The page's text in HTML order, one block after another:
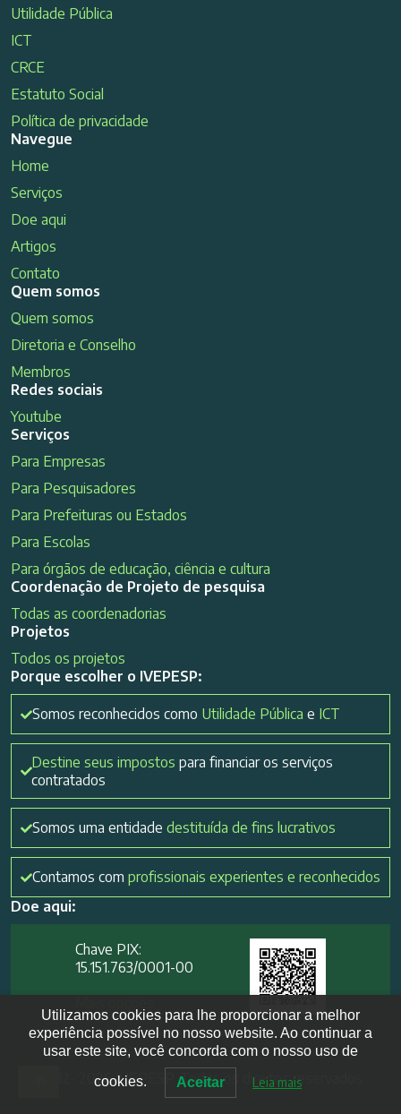
Utilidade Pública
ICT
CRCE
Estatuto Social
Política de privacidade
Navegue
Home
Serviços
Doe aqui
Artigos
Contato
Quem somos
Quem somos
Diretoria e Conselho
Membros
Redes sociais
Youtube
Serviços
Para Empresas
Para Pesquisadores
Para Prefeituras ou Estados
Para Escolas
Para órgãos de educação, ciência e cultura
Coordenação de Projeto de pesquisa
Todas as coordenadorias
Projetos
Todos os projetos
Porque escolher o IVEPESP:
Somos reconhecidos como Utilidade Pública e ICT
Destine seus impostos para financiar os serviços
contratados
Somos uma entidade destituída de fins lucrativos
Contamos com profissionais experientes e reconhecidos
Doe aqui:
Chave PIX:
15.151.763/0001-00​
2012- 2026 IVEPESP. Todos os direitos reservados
Utilizamos cookies para lhe proporcionar a melhor
experiência possível no nosso website. Ao continuar a
usar este site, você concorda com o nosso uso de
cookies. Aceitar Leia mais